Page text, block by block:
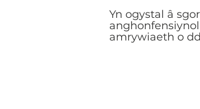
Yn ogystal â
amrywiaeth o